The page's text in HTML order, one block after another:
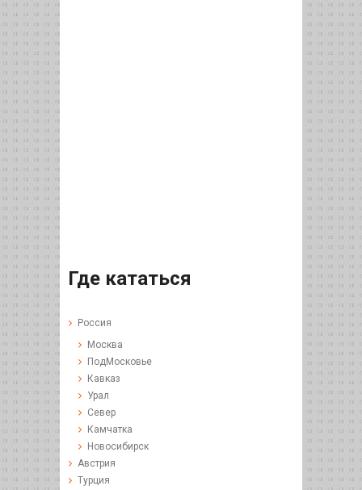
Где кататься
Россия
Москва
ПодМосковье
Кавказ
Урал
Север
Камчатка
Новосибирск
Австрия
Турция